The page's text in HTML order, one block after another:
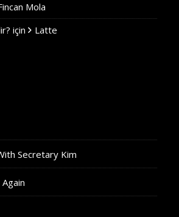
Mola
için Latte
Secretary Kim